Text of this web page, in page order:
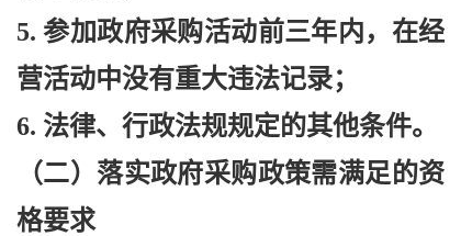
5. 参加政府采购活动前三年内，在经
营活动中没有重大违法记录；
6. 法律、行政法规规定的其他条件。
（二）落实政府采购政策需满足的资
格要求